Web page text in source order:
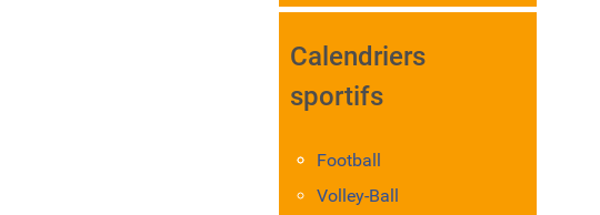
Calendriers
sportifs
Football
Volley-Ball